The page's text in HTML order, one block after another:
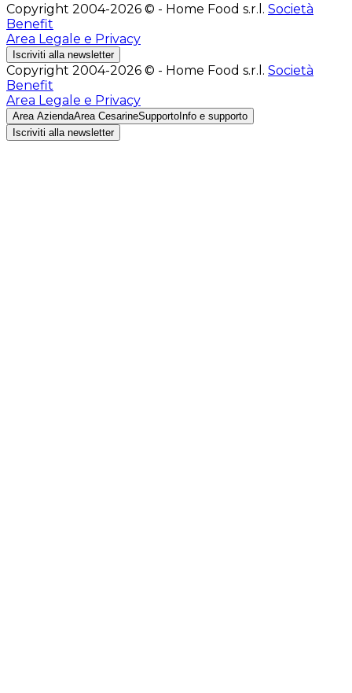
Copyright 2004-2026 © - Home Food s.r.l. Società
Benefit
Area Legale e Privacy
Iscriviti alla newsletter
Copyright 2004-2026 © - Home Food s.r.l. Società
Benefit
Area Legale e Privacy
Area AziendaArea CesarineSupporto Info e supporto
Iscriviti alla newsletter